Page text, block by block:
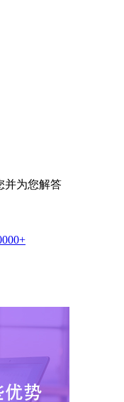
并为您解答